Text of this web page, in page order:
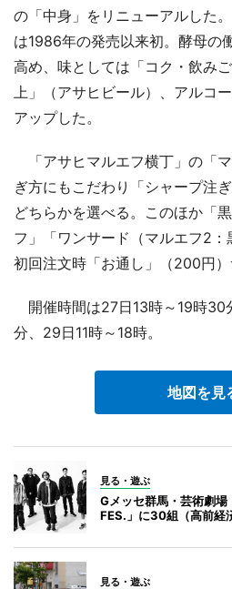
の「中身」をリニューアルした
は1986年の発売以来初。酵母の
高め、味としては「コク・飲み
上」（アサヒビール）、アルコ
アップした。
「アサヒマルエフ横丁」の「
ぎ方にもこだわり「シャープ注
どちらかを選べる。このほか「
フ」「ワンサード（マルエフ2：
初回注文時「お通し」（200円）
開催時間は27日13時～19時30
分、29日11時～18時。
地図を見
見る・遊ぶ
Gメッセ群馬・芸術劇
FES.」に30組（高前経
見る・遊ぶ